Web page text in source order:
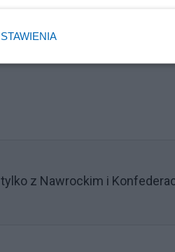
z Nawrockim i